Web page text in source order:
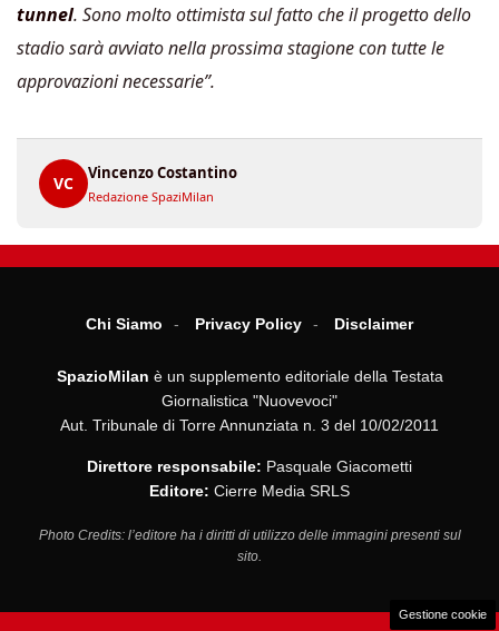
tunnel. Sono molto ottimista sul fatto che il progetto dello
stadio sarà avviato nella prossima stagione con tutte le
approvazioni necessarie”.
VC
Vincenzo Costantino
Redazione SpaziMilan
Chi Siamo Privacy Policy Disclaimer
SpazioMilan è un supplemento editoriale della Testata
Giornalistica "Nuovevoci"
Aut. Tribunale di Torre Annunziata n. 3 del 10/02/2011
Direttore responsabile: Pasquale Giacometti
Editore: Cierre Media SRLS
Photo Credits: l’editore ha i diritti di utilizzo delle immagini presenti sul
sito.
Gestione cookie